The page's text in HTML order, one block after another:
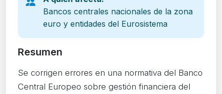
Bancos centrales nacionales de la zona
euro y entidades del Eurosistema
Resumen
Se corrigen errores en una normativa del Banco
Central Europeo sobre gestión financiera del